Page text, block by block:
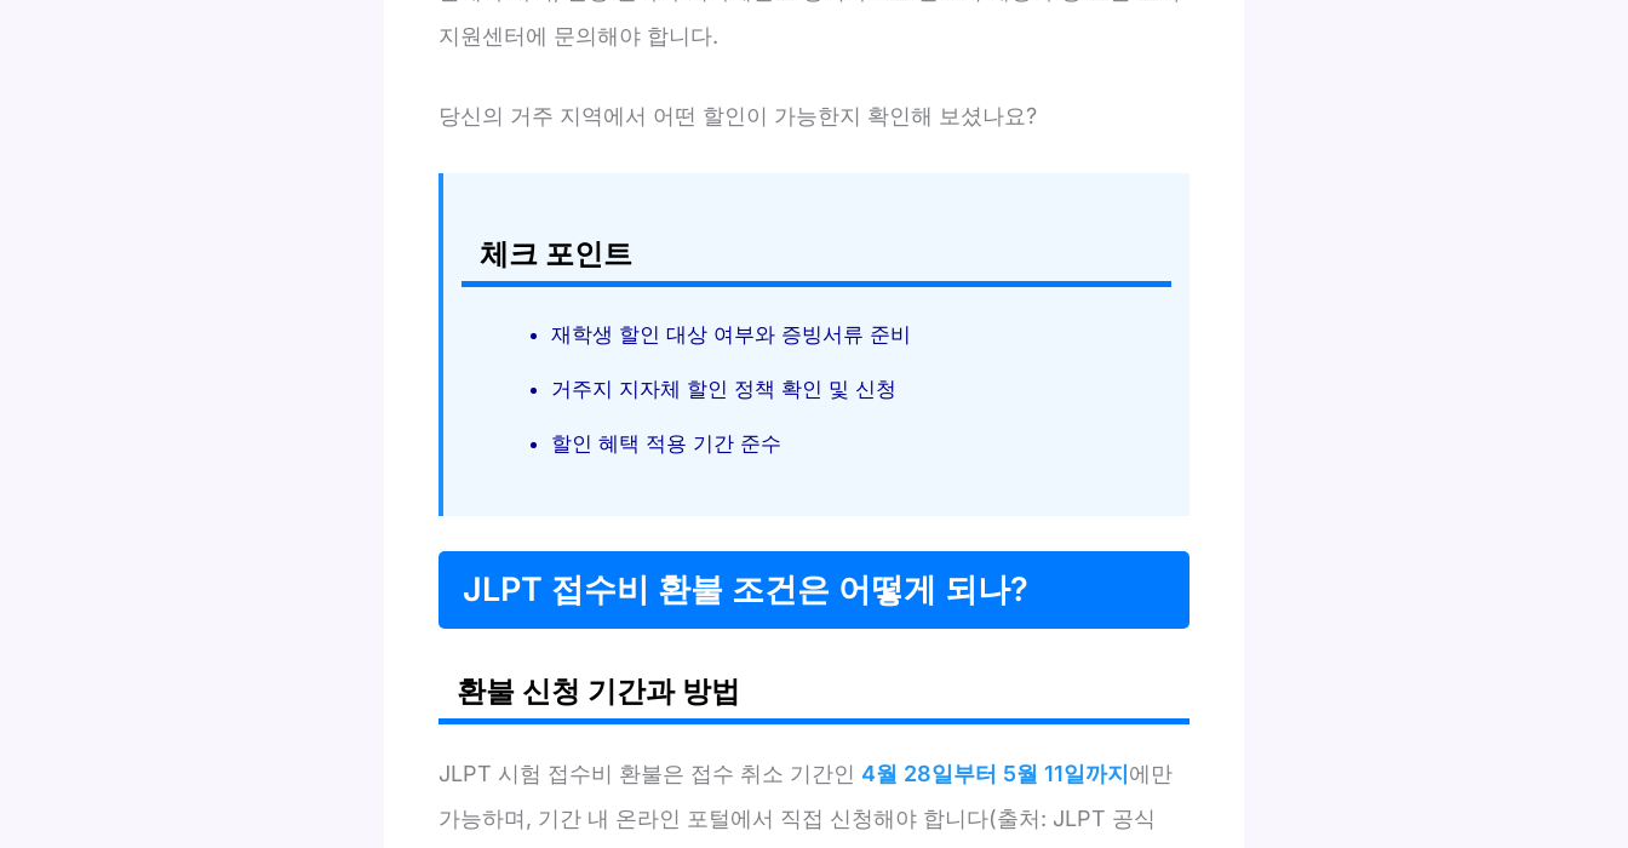
지원센터에 문의해야 합니다.
당신의 거주 지역에서 어떤 할인이 가능한지 확인해 보셨나요?
체크 포인트
재학생 할인 대상 여부와 증빙서류 준비
거주지 지자체 할인 정책 확인 및 신청
할인 혜택 적용 기간 준수
JLPT 접수비 환불 조건은 어떻게 되나?
환불 신청 기간과 방법
JLPT 시험 접수비 환불은 접수 취소 기간인 4월 28일부터 5월 11일까지 에만
가능하며, 기간 내 온라인 포털에서 직접 신청해야 합니다(출처: JLPT 공식